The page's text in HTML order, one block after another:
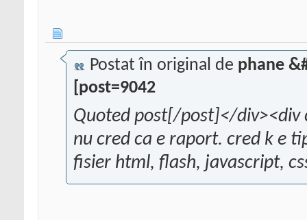
Postat în original de phane
[post=9042
Quoted post[/post]</div><div
nu cred ca e raport. cred k e
fisier html, flash, javascript,